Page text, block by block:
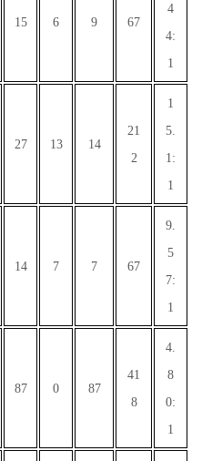
15 6 9 67
4
4:
1
27 13 14
21
2
1
5.
1:
1
14 7 7 67
9.
5
7:
1
87 0 87
41
8
4.
8
0:
1